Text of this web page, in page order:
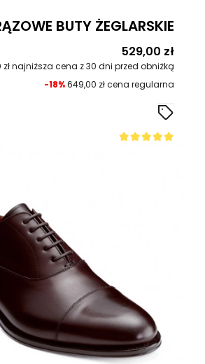
BUTY ŻEGLARSKIE
Cena
529,00 zł
zł najniższa cena z 30 dni przed obniżką
-18%649,00 zł cena regularna